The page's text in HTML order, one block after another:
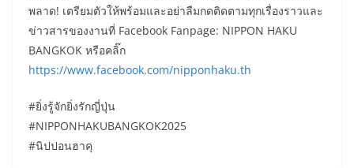
พลาด! เตรียมตัวให้พร้อมและอย่าลืมกดติดตามทุกเรื่องราวและ
ข่าวสารของงานที่ Facebook Fanpage: NIPPON HAKU
BANGKOK หรือคลิ๊ก
https://www.facebook.com/nipponhaku.th
#ยิ่งรู้จักยิ่งรักญี่ปุ่น
#NIPPONHAKUBANGKOK2025
#นิปปอนฮาคุ